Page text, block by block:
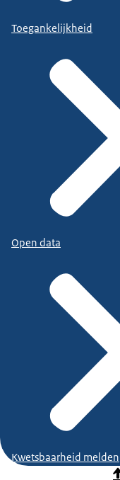
Toegankelijkheid
Open data
Kwetsbaarheid melden